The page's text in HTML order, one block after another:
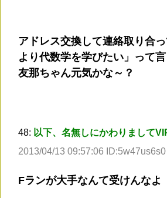
アドレス交換して連絡取り合
より代数学を学びたい」って言
友那ちゃん元気かな～？
48: 以下、名無しにかわりまして
2013/04/13 09:57:06 ID:5w47us6s0
Fランが大手なんて受けんなよ